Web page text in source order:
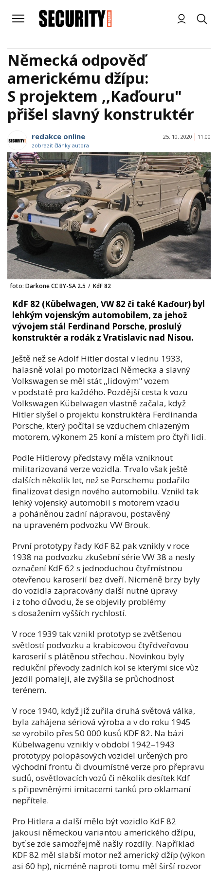
Německá odpověď
americkému džípu:
S projektem ,,Kaďouru"
přišel slavný konstruktér
redakce online
zobrazit články autora
25. 10. 2020 11:00
foto: Darkone CC BY-SA 2.5 / KdF 82
KdF 82 (Kübelwagen, VW 82 či také Kaďour) byl
lehkým vojenským automobilem, za jehož
vývojem stál Ferdinand Porsche, proslulý
konstruktér a rodák z Vratislavic nad Nisou.
Ještě než se Adolf Hitler dostal v lednu 1933,
halasně volal po motorizaci Německa a slavný
Volkswagen se měl stát ,,lidovým" vozem
v podstatě pro každého. Pozdější cesta k vozu
Volkswagen Kübelwagen vlastně začala, když
Hitler slyšel o projektu konstruktéra Ferdinanda
Porsche, který počítal se vzduchem chlazeným
motorem, výkonem 25 koní a místem pro čtyři lidi.
Podle Hitlerovy představy měla vzniknout
militarizovaná verze vozidla. Trvalo však ještě
dalších několik let, než se Porschemu podařilo
finalizovat design nového automobilu. Vznikl tak
lehký vojenský automobil s motorem vzadu
a poháněnou zadní nápravou, postavěný
na upraveném podvozku VW Brouk.
První prototypy řady KdF 82 pak vznikly v roce
1938 na podvozku zkušební série VW 38 a nesly
označení KdF 62 s jednoduchou čtyřmístnou
otevřenou karoserií bez dveří. Nicméně brzy byly
do vozidla zapracovány další nutné úpravy
i z toho důvodu, že se objevily problémy
s dosažením vyšších rychlostí.
V roce 1939 tak vznikl prototyp se zvětšenou
světlostí podvozku a krabicovou čtyřdveřovou
karoserií s plátěnou střechou. Novinkou byly
redukční převody zadních kol se kterými sice vůz
jezdil pomaleji, ale zvýšila se průchodnost
terénem.
V roce 1940, když již zuřila druhá světová válka,
byla zahájena sériová výroba a v do roku 1945
se vyrobilo přes 50 000 kusů KDF 82. Na bázi
Kübelwagenu vznikly v období 1942–1943
prototypy polopásových vozidel určených pro
východní frontu či dvoumístné verze pro přepravu
sudů, osvětlovacích vozů či několik desítek Kdf
s připevněnými imitacemi tanků pro oklamaní
nepřítele.
Pro Hitlera a další mělo být vozidlo KdF 82
jakousi německou variantou amerického džípu,
byť se zde samozřejmě našly rozdíly. Například
KDF 82 měl slabší motor než americký džíp (výkon
asi 60 hp), nicméně naproti tomu měl širší rozvor